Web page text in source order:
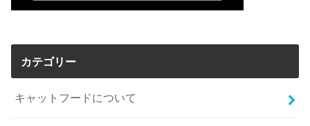
カテゴリー
キャットフードについて